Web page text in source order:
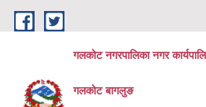
Skip to main content
गलकोट नगरपालिका नगर
गलकोट बागलुङ